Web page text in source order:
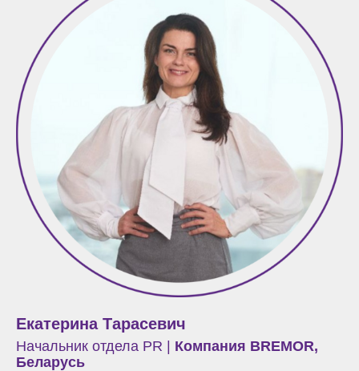
Екатерина Тарасевич
Начальник отдела PR | Компания BREMOR,
Беларусь